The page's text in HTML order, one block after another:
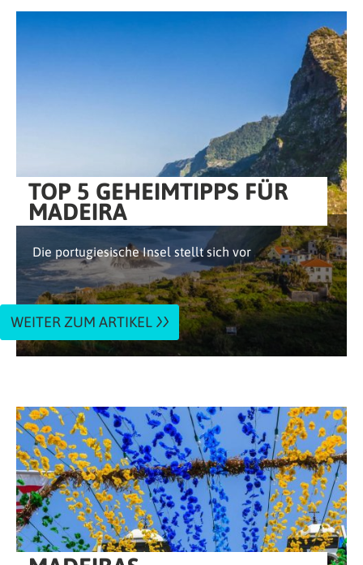
TOP 5 GEHEIMTIPPS FÜR
MADEIRA
Die portugiesische Insel stellt sich vor
WEITER ZUM ARTIKEL